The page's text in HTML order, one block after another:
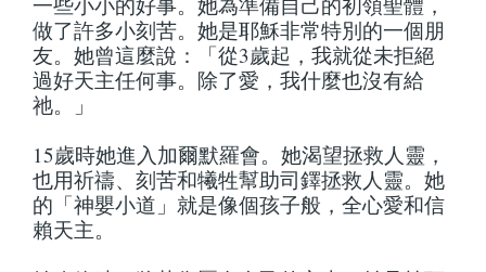
做了許多小刻苦。她是耶穌非常特別的一個朋
友。她曾這麼說：「從3歲起，我就從未拒絕
過好天主任何事。除了愛，我什麼也沒有給
祂。」
15歲時她進入加爾默羅會。她渴望拯救人靈，
也用祈禱、刻苦和犧牲幫助司鐸拯救人靈。她
的「神嬰小道」就是像個孩子般，全心愛和信
賴天主。